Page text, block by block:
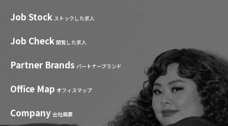
Job Stock ストックした求人
Job Check 閲覧した求人
Partner Brands パートナーブランド
Office Map オフィスマップ
Company 会社概要